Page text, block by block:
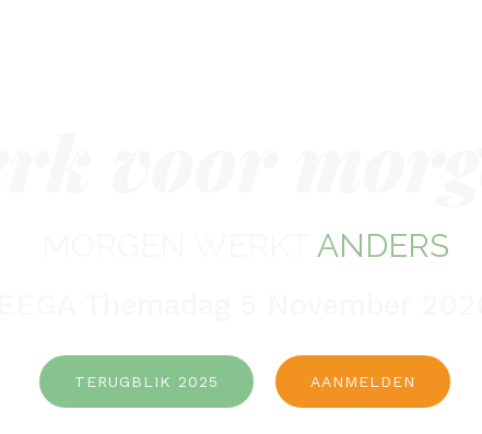
ANDERS
TERUGBLIK 2025 AANMELDEN